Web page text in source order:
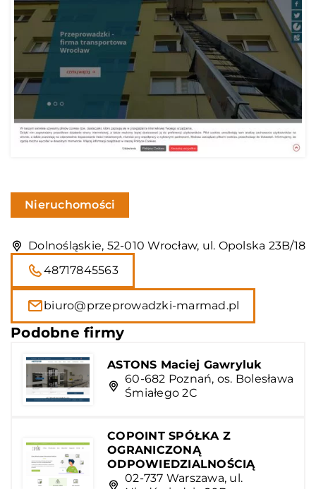
Nieruchomości
Dolnośląskie, 52-010 Wrocław, ul. Opolska 23B/18
48717845563
biuro@przeprowadzki-marmad.pl
Podobne firmy
ASTONS Maciej Gawryluk
60-682 Poznań, os. Bolesława
Śmiałego 2C
COPOINT SPÓŁKA Z
OGRANICZONĄ
ODPOWIEDZIALNOŚCIĄ
02-737 Warszawa, ul.